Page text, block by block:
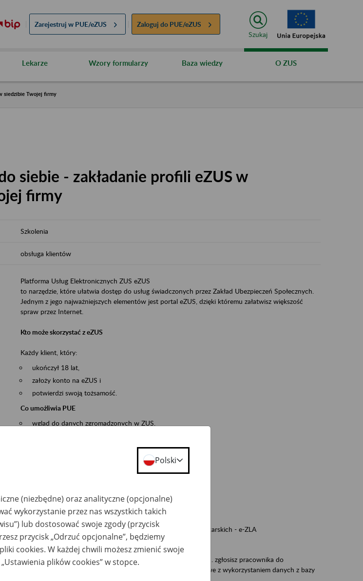
Zarejestruj w PUE/eZUS Zaloguj do PUE/eZUS
Szukaj
Lekarze Wzory formularzy Baza wiedzy O ZUS
siedzibie Twojej firmy
siebie - zakładanie profili eZUS w
firmy
Szkolenia
obsługa klientów
Platforma Usług Elektronicznych ZUS eZUS
to narzędzie, które ułatwia dostęp do usług świadczonych przez Zakład Ubezpieczeń Społecznych.
Jednym z jego najważniejszych elementów jest portal eZUS, dzięki któremu załatwisz większość
spraw przez Internet.
Kto może skorzystać z eZUS
Każdy klient, który:
ukończył 18 lat,
założy konto na eZUS i
potwierdzi swoją tożsamość.
Co umożliwia PUE
wgląd do danych zgromadzonych w ZUS,
składanie wniosków i otrzymywanie na nie odpowiedzi,
zadawanie pytań i otrzymywanie odpowiedzi z ZUS,
umawianie się na wizyty w jednostce ZUS.
możesz sprawdzić swoje dane zapisane na koncie w ZUS,
masz dostęp do informacji o stanie konta ubezpieczonego,
masz dostęp do informacji o wystawionych zwolnieniach lekarskich - e-ZLA
Jeśli jesteś płatnikiem składek (np. przedsiębiorcą)
możesz skorzystać z aplikacji ePłatnik, za pomocą której m.in. zgłosisz pracownika do
ubezpieczeń, wypełnisz i przekażesz dokumenty rozliczeniowe z wykorzystaniem danych z bazy
Polski
(niezbędne) oraz analityczne (opcjonalne)
wykorzystanie przez nas wszystkich takich
lub dostosować swoje zgody (przycisk
przycisk „Odrzuć opcjonalne”, będziemy
cookies. W każdej chwili możesz zmienić swoje
plików cookies” w stopce.